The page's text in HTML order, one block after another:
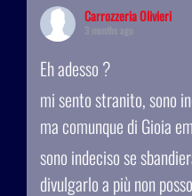
Carrozzeria Olivieri
Eh adesso ?
mi sento stranito, sono
ma comunque di Gioia
sono indeciso se
divulgarlo a più non